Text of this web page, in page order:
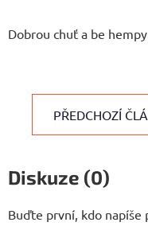
Dobrou chuť a be
PŘEDCHOZÍ
Diskuze (0)
Buďte první, kdo napíše